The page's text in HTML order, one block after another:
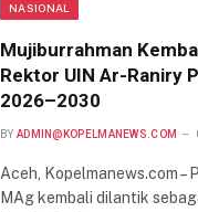
NASIONAL
Mujiburrahman
Rektor UIN Ar-Raniry
2026–2030
BY ADMIN@KOPELMANEWS.COM
Aceh, Kopelmanews.com –
MAg kembali dilantik